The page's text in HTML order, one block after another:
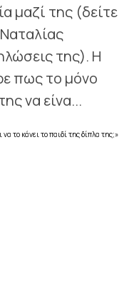
μαζί της (δείτε
της). Η
πως το μόνο
να είνα...